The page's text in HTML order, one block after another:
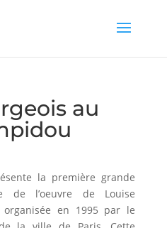
au
la première grande
de l’oeuvre de Louise
organisée en 1995 par le